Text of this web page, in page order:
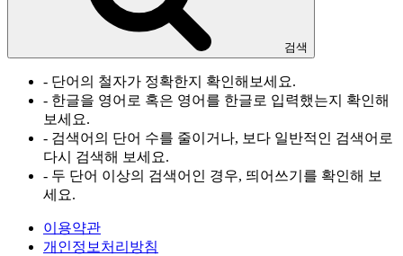
검색
- 단어의 철자가 정확한지 확인해보세요.
- 한글을 영어로 혹은 영어를 한글로 입력했는지 확인해
보세요.
- 검색어의 단어 수를 줄이거나, 보다 일반적인 검색어로
다시 검색해 보세요.
- 두 단어 이상의 검색어인 경우, 띄어쓰기를 확인해 보
세요.
이용약관
개인정보처리방침